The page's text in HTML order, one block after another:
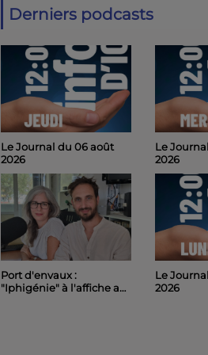
Derniers podcasts
Le Journal du 06 août
2026
Port d'envaux :
"Iphigénie" à l'affiche au
Le
2026
Le
2026